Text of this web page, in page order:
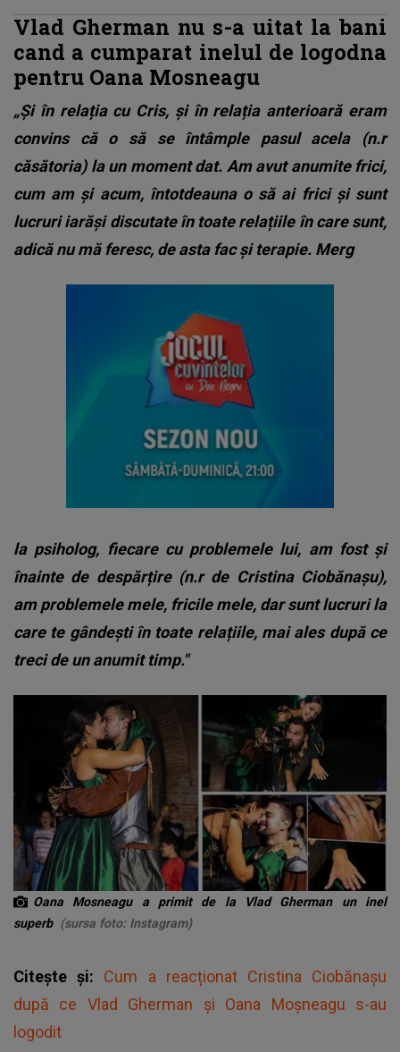
Vlad Gherman nu s-a uitat la bani
cand a cumparat inelul de logodna
pentru Oana Mosneagu
„Și în relația cu Cris, și în relația anterioară eram
convins că o să se întâmple pasul acela (n.r
căsătoria) la un moment dat. Am avut anumite frici,
cum am și acum, întotdeauna o să ai frici și sunt
lucruri iarăși discutate în toate relațiile în care sunt,
adică nu mă feresc, de asta fac și terapie. Merg
la psiholog, fiecare cu problemele lui, am fost și
înainte de despărțire (n.r de Cristina Ciobănașu),
am problemele mele, fricile mele, dar sunt lucruri la
care te gândești în toate relațiile, mai ales după ce
treci de un anumit timp."
Oana Mosneagu a primit de la Vlad Gherman un inel
superb (sursa foto: Instagram)
Citește și: Cum a reacționat Cristina Ciobănașu
după ce Vlad Gherman și Oana Moșneagu s-au
logodit